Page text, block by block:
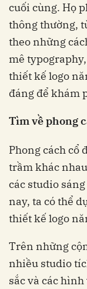
cuối cùng. Họ
thông thường,
theo những
mê
thiết kế logo
đáng để khám
Tìm về phong
Phong cách cổ
trầm khác
các studio
nay, ta có thể
thiết kế logo
Trên những
nhiều studio
sắc và các